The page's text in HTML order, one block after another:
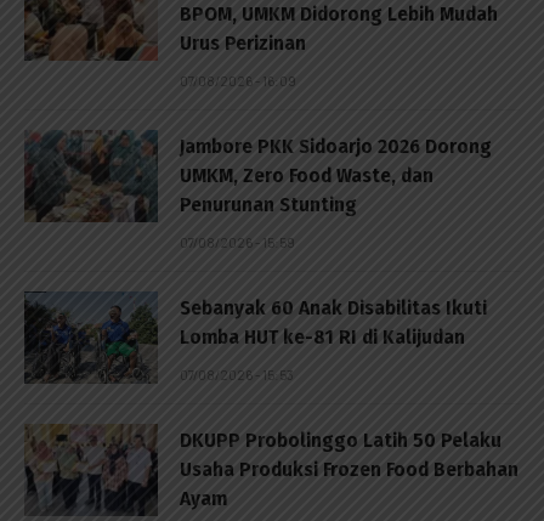
BPOM, UMKM Didorong Lebih Mudah
Urus Perizinan
07/08/2026 - 16:09
Jambore PKK Sidoarjo 2026 Dorong
UMKM, Zero Food Waste, dan
Penurunan Stunting
07/08/2026 - 15:59
Sebanyak 60 Anak Disabilitas Ikuti
Lomba HUT ke-81 RI di Kalijudan
07/08/2026 - 15:53
DKUPP Probolinggo Latih 50 Pelaku
Usaha Produksi Frozen Food Berbahan
Ayam